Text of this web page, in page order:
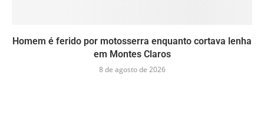
Homem é ferido por motosserra enquanto cortava lenha
em Montes Claros
8 de agosto de 2026